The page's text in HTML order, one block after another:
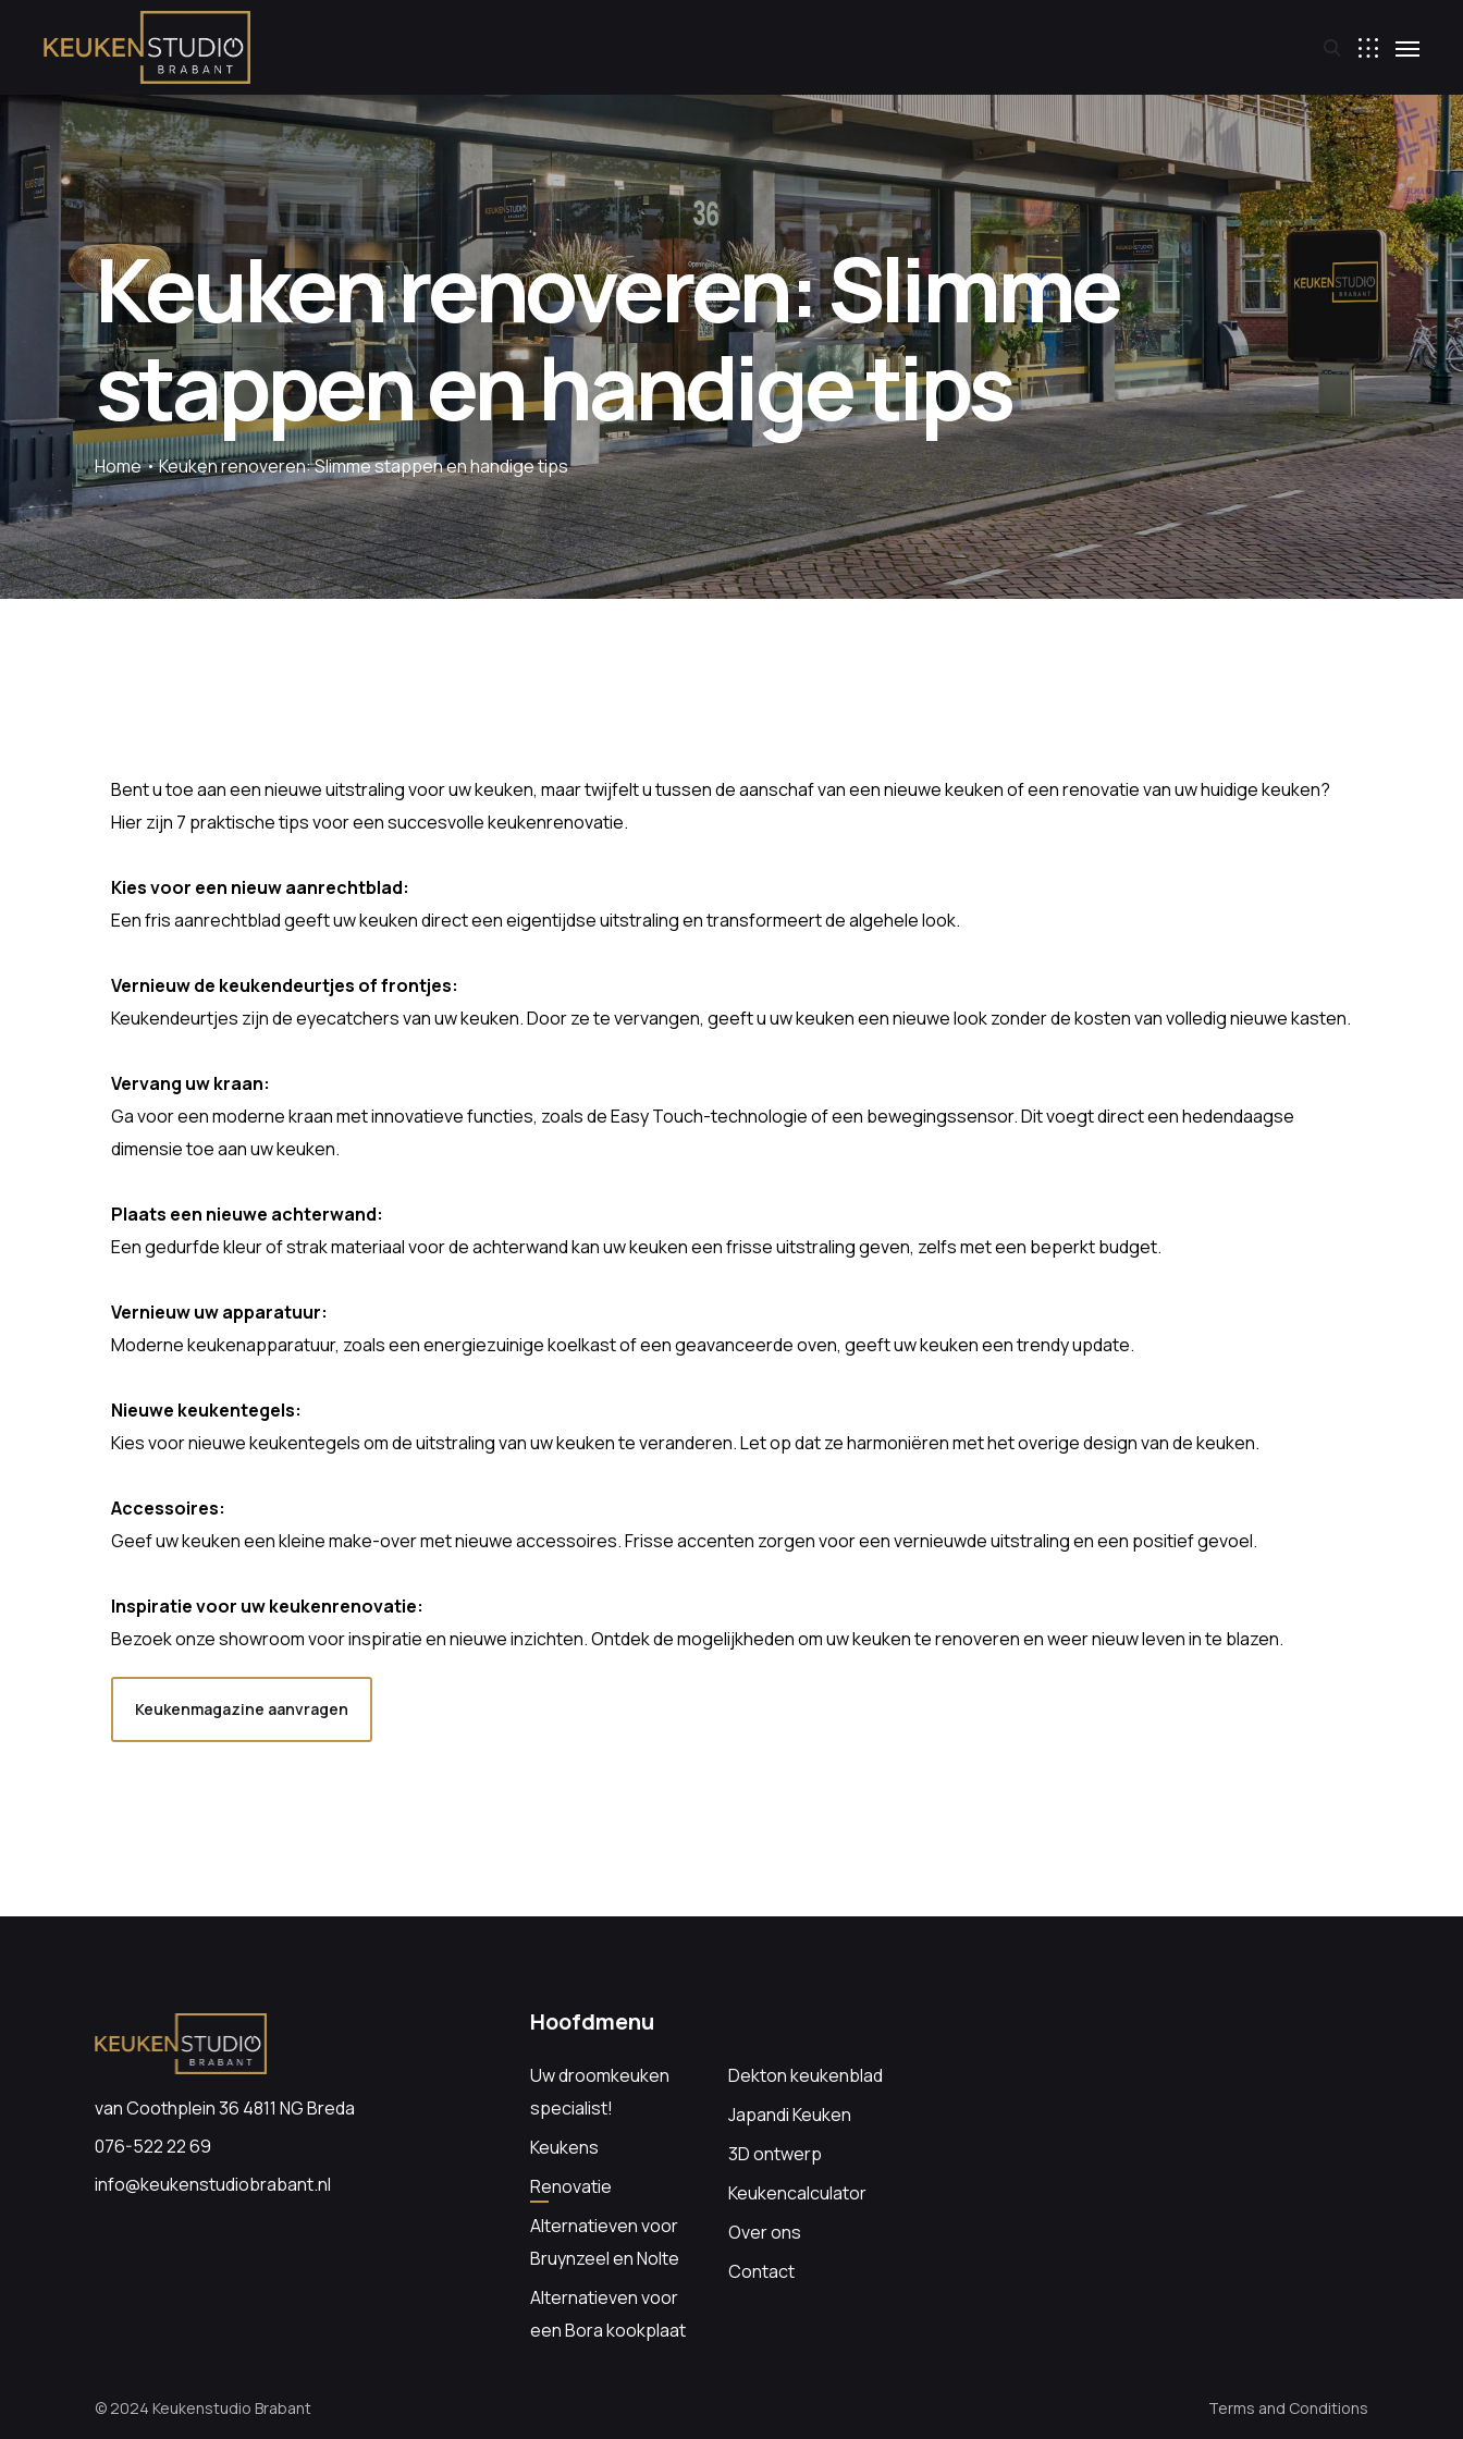
Keuken renoveren: Slimme
stappen en handige tips
Home Keuken renoveren: Slimme stappen en handige tips
Bent u toe aan een nieuwe uitstraling voor uw keuken, maar twijfelt u tussen de aanschaf van een nieuwe keuken of een renovatie van uw huidige keuken?
Hier zijn 7 praktische tips voor een succesvolle keukenrenovatie.
Kies voor een nieuw aanrechtblad:
Een fris aanrechtblad geeft uw keuken direct een eigentijdse uitstraling en transformeert de algehele look.
Vernieuw de keukendeurtjes of frontjes:
Keukendeurtjes zijn de eyecatchers van uw keuken. Door ze te vervangen, geeft u uw keuken een nieuwe look zonder de kosten van volledig nieuwe kasten.
Vervang uw kraan:
Ga voor een moderne kraan met innovatieve functies, zoals de Easy Touch-technologie of een bewegingssensor. Dit voegt direct een hedendaagse
dimensie toe aan uw keuken.
Plaats een nieuwe achterwand:
Een gedurfde kleur of strak materiaal voor de achterwand kan uw keuken een frisse uitstraling geven, zelfs met een beperkt budget.
Vernieuw uw apparatuur:
Moderne keukenapparatuur, zoals een energiezuinige koelkast of een geavanceerde oven, geeft uw keuken een trendy update.
Nieuwe keukentegels:
Kies voor nieuwe keukentegels om de uitstraling van uw keuken te veranderen. Let op dat ze harmoniëren met het overige design van de keuken.
Accessoires:
Geef uw keuken een kleine make-over met nieuwe accessoires. Frisse accenten zorgen voor een vernieuwde uitstraling en een positief gevoel.
Inspiratie voor uw keukenrenovatie:
Bezoek onze showroom voor inspiratie en nieuwe inzichten. Ontdek de mogelijkheden om uw keuken te renoveren en weer nieuw leven in te blazen.
Keukenmagazine aanvragen
van Coothplein 36 4811 NG Breda
076-522 22 69
info@keukenstudiobrabant.nl
Hoofdmenu
Uw droomkeuken
specialist!
Keukens
Renovatie
Alternatieven voor
Bruynzeel en Nolte
Alternatieven voor
een Bora kookplaat
Dekton keukenblad
Japandi Keuken
3D ontwerp
Keukencalculator
Over ons
Contact
© 2024 Keukenstudio Brabant Terms and Conditions